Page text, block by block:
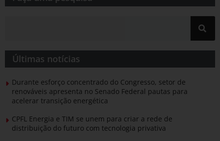
Últimas notícias
Durante esforço concentrado do Congresso, setor de
renováveis apresenta no Senado Federal pautas para
acelerar transição energética
CPFL Energia e TIM se unem para criar a rede de
distribuição do futuro com tecnologia privativa